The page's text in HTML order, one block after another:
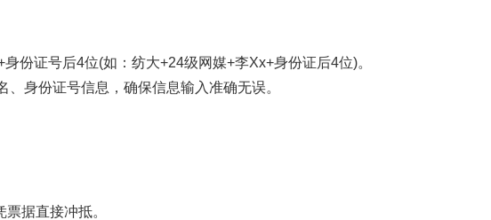
份证号后4位(如：纺大+24级网媒+李Xx+身份证后4位)。
身份证号信息，确保信息输入准确无误。
据直接冲抵。